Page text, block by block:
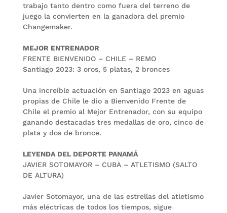
trabajo tanto dentro como fuera del terreno de
juego la convierten en la ganadora del premio
Changemaker.
MEJOR ENTRENADOR
FRENTE BIENVENIDO – CHILE – REMO
Santiago 2023: 3 oros, 5 platas, 2 bronces
Una increíble actuación en Santiago 2023 en aguas
propias de Chile le dio a Bienvenido Frente de
Chile el premio al Mejor Entrenador, con su equipo
ganando destacadas tres medallas de oro, cinco de
plata y dos de bronce.
LEYENDA DEL DEPORTE PANAMÁ
JAVIER SOTOMAYOR – CUBA – ATLETISMO (SALTO
DE ALTURA)
Javier Sotomayor, una de las estrellas del atletismo
más eléctricas de todos los tiempos, sigue